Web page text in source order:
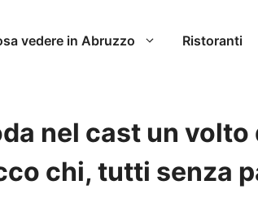
vedere in Abruzzo Ristoranti
nel cast un volto
chi, tutti senza